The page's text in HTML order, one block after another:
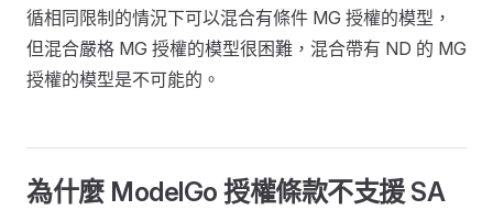
循相同限制的情況下可以混合有條件 MG 授權的模型，
但混合嚴格 MG 授權的模型很困難，混合帶有 ND 的 MG
授權的模型是不可能的。
為什麼 ModelGo 授權條款不支援 SA